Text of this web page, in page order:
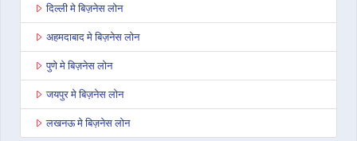
दिल्ली मे बिज़नेस लोन
अहमदाबाद मे बिज़नेस लोन
पुणे मे बिज़नेस लोन
जयपुर मे बिज़नेस लोन
लखनऊ मे बिज़नेस लोन